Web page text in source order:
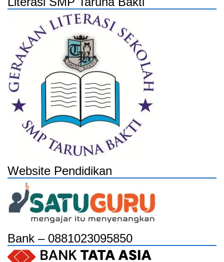
Website Pendidikan
Bank – 0881023095850